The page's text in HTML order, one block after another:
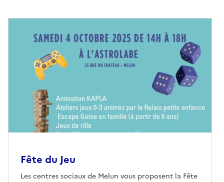
Fête du Jeu
Les centres sociaux de Melun vous proposent la Fête